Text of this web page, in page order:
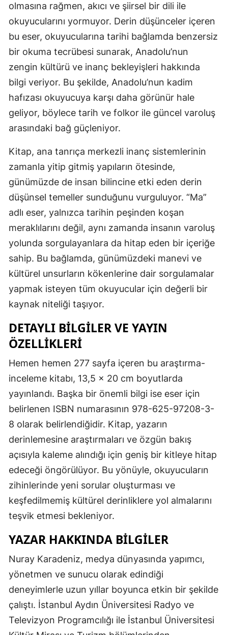
olmasına rağmen, akıcı ve şiirsel bir dili ile
okuyucularını yormuyor. Derin düşünceler içeren
bu eser, okuyucularına tarihi bağlamda benzersiz
bir okuma tecrübesi sunarak, Anadolu’nun
zengin kültürü ve inanç bekleyişleri hakkında
bilgi veriyor. Bu şekilde, Anadolu’nun kadim
hafızası okuyucuya karşı daha görünür hale
geliyor, böylece tarih ve folkor ile güncel varoluş
arasındaki bağ güçleniyor.
Kitap, ana tanrıça merkezli inanç sistemlerinin
zamanla yitip gitmiş yapıların ötesinde,
günümüzde de insan bilincine etki eden derin
düşünsel temeller sunduğunu vurguluyor. “Ma”
adlı eser, yalnızca tarihin peşinden koşan
meraklılarını değil, aynı zamanda insanın varoluş
yolunda sorgulayanlara da hitap eden bir içeriğe
sahip. Bu bağlamda, günümüzdeki manevi ve
kültürel unsurların kökenlerine dair sorgulamalar
yapmak isteyen tüm okuyucular için değerli bir
kaynak niteliği taşıyor.
DETAYLI BILGILER VE YAYIN
ÖZELLIKLERI
Hemen hemen 277 sayfa içeren bu araştırma-
inceleme kitabı, 13,5 x 20 cm boyutlarda
yayınlandı. Başka bir önemli bilgi ise eser için
belirlenen ISBN numarasının 978-625-97208-3-
8 olarak belirlendiğidir. Kitap, yazarın
derinlemesine araştırmaları ve özgün bakış
açısıyla kaleme alındığı için geniş bir kitleye hitap
edeceği öngörülüyor. Bu yönüyle, okuyucuların
zihinlerinde yeni sorular oluşturması ve
keşfedilmemiş kültürel derinliklere yol almalarını
teşvik etmesi bekleniyor.
YAZAR HAKKINDA BILGILER
Nuray Karadeniz, medya dünyasında yapımcı,
yönetmen ve sunucu olarak edindiği
deneyimlerle uzun yıllar boyunca etkin bir şekilde
çalıştı. İstanbul Aydın Üniversitesi Radyo ve
Televizyon Programcılığı ile İstanbul Üniversitesi